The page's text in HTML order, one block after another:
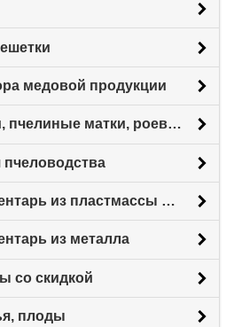
медовой продукции
Пчелиные отводки, пчелиные матки, роевни
Пчеловодный инвентарь из пластмассы для пасеки
из металла
со скидкой
плоды